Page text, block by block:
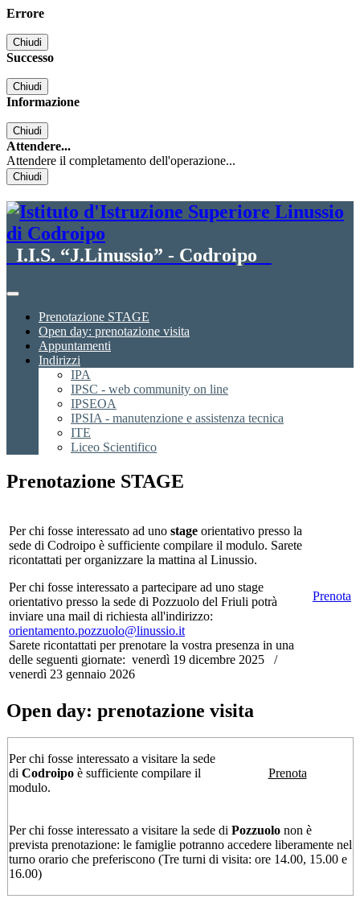
Errore
Chiudi
Successo
Chiudi
Informazione
Chiudi
Attendere...
Attendere il completamento dell'operazione...
Chiudi
I.I.S. “J.Linussio” - Codroipo
Prenotazione STAGE
Open day: prenotazione visita
Appuntamenti
Indirizzi
IPA
IPSC - web community on line
IPSEOA
IPSIA - manutenzione e assistenza tecnica
ITE
Liceo Scientifico
Prenotazione STAGE
Per chi fosse interessato ad uno stage orientativo presso la
sede di Codroipo è sufficiente compilare il modulo. Sarete
ricontattati per organizzare la mattina al Linussio.
Per chi fosse interessato a partecipare ad uno stage
orientativo presso la sede di Pozzuolo del Friuli potrà
inviare una mail di richiesta all'indirizzo:
orientamento.pozzuolo@linussio.it
Sarete ricontattati per prenotare la vostra presenza in una
delle seguenti giornate: venerdì 19 dicembre 2025 /
venerdì 23 gennaio 2026
Prenota
Open day: prenotazione visita
Per chi fosse interessato a visitare la sede
di Codroipoè sufficiente compilare il
modulo.
Prenota
Per chi fosse interessato a visitare la sede di Pozzuolonon è
prevista prenotazione: le famiglie potranno accedere liberamente nel
turno orario che preferiscono (Tre turni di visita: ore 14.00, 15.00 e
16.00)